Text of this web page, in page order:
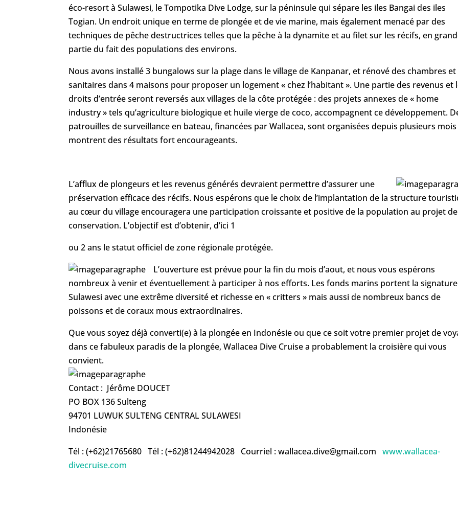
éco-resort à Sulawesi, le Tompotika Dive Lodge, sur la péninsule qui sépare les iles Bangai des iles
Togian. Un endroit unique en terme de plongée et de vie marine, mais également menacé par des
techniques de pêche destructrices telles que la pêche à la dynamite et au filet sur les récifs, en
partie du fait des populations des environs.
Nous avons installé 3 bungalows sur la plage dans le village de Kanpanar, et rénové des chambres et
sanitaires dans 4 maisons pour proposer un logement « chez l’habitant ». Une partie des revenus et
droits d’entrée seront reversés aux villages de la côte protégée : des projets annexes de « home
industry » tels qu’agriculture biologique et huile vierge de coco, accompagnent ce développement.
patrouilles de surveillance en bateau, financées par Wallacea, sont organisées depuis plusieurs
montrent des résultats fort encourageants.
L’afflux de plongeurs et les revenus générés devraient permettre d’assurer une
préservation efficace des récifs. Nous espérons que le choix de l’implantation de la structure
au cœur du village encouragera une participation croissante et positive de la population au projet de
conservation. L’objectif est d’obtenir, d’ici 1
ou 2 ans le statut officiel de zone régionale protégée.
L’ouverture est prévue pour la fin du mois d’aout, et nous vous espérons
nombreux à venir et éventuellement à participer à nos efforts. Les fonds marins portent la
Sulawesi avec une extrême diversité et richesse en « critters » mais aussi de nombreux bancs de
poissons et de coraux mous extraordinaires.
Que vous soyez déjà converti(e) à la plongée en Indonésie ou que ce soit votre premier projet de
dans ce fabuleux paradis de la plongée, Wallacea Dive Cruise a probablement la croisière qui vous
convient.
Contact : Jérôme DOUCET
PO BOX 136 Sulteng
94701 LUWUK SULTENG CENTRAL SULAWESI
Indonésie
Tél : (+62)21765680 Tél : (+62)81244942028 Courriel : wallacea.dive@gmail.comwww.wallacea-
divecruise.com